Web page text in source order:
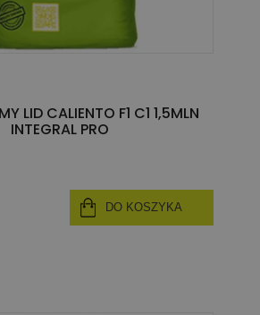
LID CALIENTO F1 C1 1,5MLN
INTEGRAL PRO
DO KOSZYKA